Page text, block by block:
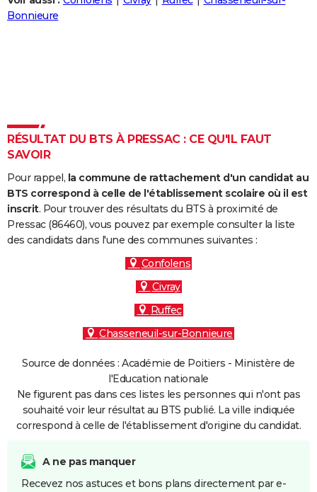
Destinations
City break
Voyage nature
Voyage de noces
Forum
Climat
+
PHOTO
Carte de Noël
Carte Bonne année
Carte Saint-Valentin
Carte Pâques
Carte d'anniversaire
DICTIONNAIRE
Dictionnaire
Biographies
Citations
Expressions
Proverbes
PROGRAMME TV
COPAINS D'AVANT
S'inscrire
Se connecter
Lycées
Collèges
Primaires
Universités
Entreprises
Service militaire
Avis de recherche
AVIS DE DÉCÈS
FORUM
Bonnieure
RÉSULTAT DU BTS À PRESSAC : CE QU'IL FAUT
SAVOIR
Pour rappel, la commune de rattachement d'un candidat au
BTS correspond à celle de l'établissement scolaire où il est
inscrit. Pour trouver des résultats du BTS à proximité de
Pressac (86460), vous pouvez par exemple consulter la liste
des candidats dans l'une des communes suivantes :
Confolens
Civray
Ruffec
Chasseneuil-sur-Bonnieure
Source de données : Académie de Poitiers - Ministère de
l'Education nationale
Ne figurent pas dans ces listes les personnes qui n'ont pas
souhaité voir leur résultat au BTS publié. La ville indiquée
correspond à celle de l'établissement d'origine du candidat.
A ne pas manquer
Recevez nos astuces et bons plans directement par e-